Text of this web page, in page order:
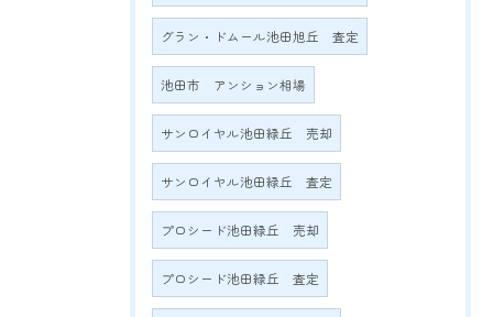
グラン・ドムール池田旭丘 査定
池田市 アンション相場
サンロイヤル池田緑丘 売却
サンロイヤル池田緑丘 査定
プロシード池田緑丘 売却
プロシード池田緑丘 査定